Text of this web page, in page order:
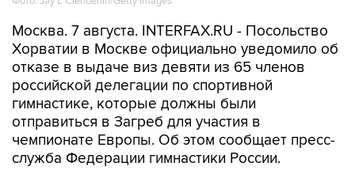
Москва. 7 августа. INTERFAX.RU - Посольство
Хорватии в Москве официально уведомило об
отказе в выдаче виз девяти из 65 членов
российской делегации по спортивной
гимнастике, которые должны были
отправиться в Загреб для участия в
чемпионате Европы. Об этом сообщает пресс-
служба Федерации гимнастики России.